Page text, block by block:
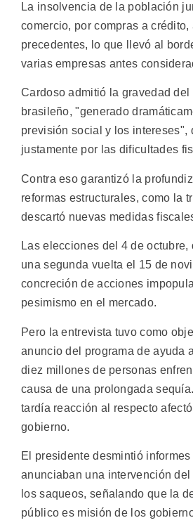
La insolvencia de la población
comercio, por compras a
precedentes, lo que llevó al
varias empresas antes
Cardoso admitió la gravedad
brasileño, "generado
previsión social y los intereses",
justamente por las dificultades
Contra eso garantizó la
reformas estructurales, como la
descartó nuevas medidas
Las elecciones del 4 de octubre,
una segunda vuelta el 15 de
concreción de acciones
pesimismo en el mercado.
Pero la entrevista tuvo como
anuncio del programa de ayuda
diez millones de personas
causa de una prolongada
tardía reacción al respecto
gobierno.
El presidente desmintió
anunciaban una intervención
los saqueos, señalando que la
público es misión de los